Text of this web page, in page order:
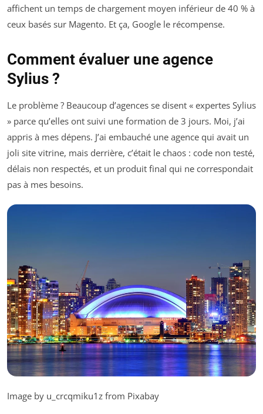
affichent un temps de chargement moyen inférieur de 40 % à
ceux basés sur Magento. Et ça, Google le récompense.
Comment évaluer une agence
Sylius ?
Le problème ? Beaucoup d’agences se disent « expertes Sylius
» parce qu’elles ont suivi une formation de 3 jours. Moi, j’ai
appris à mes dépens. J’ai embauché une agence qui avait un
joli site vitrine, mais derrière, c’était le chaos : code non testé,
délais non respectés, et un produit final qui ne correspondait
pas à mes besoins.
Image by u_crcqmiku1z from Pixabay